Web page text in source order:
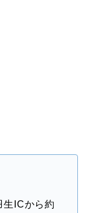
生ICから約